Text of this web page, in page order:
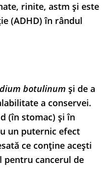
rinite, astm și este
(ADHD) în rândul
botulinum și de a
a conservei.
(în stomac) și în
un puternic efect
ce conține acești
pentru cancerul de